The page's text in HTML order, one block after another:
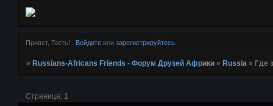
Привет, Гость! Войдитеили зарегистрируйтесь.
» Russians-Africans Friends - Форум Друзей Африки » Russia » Где
Страница: 1